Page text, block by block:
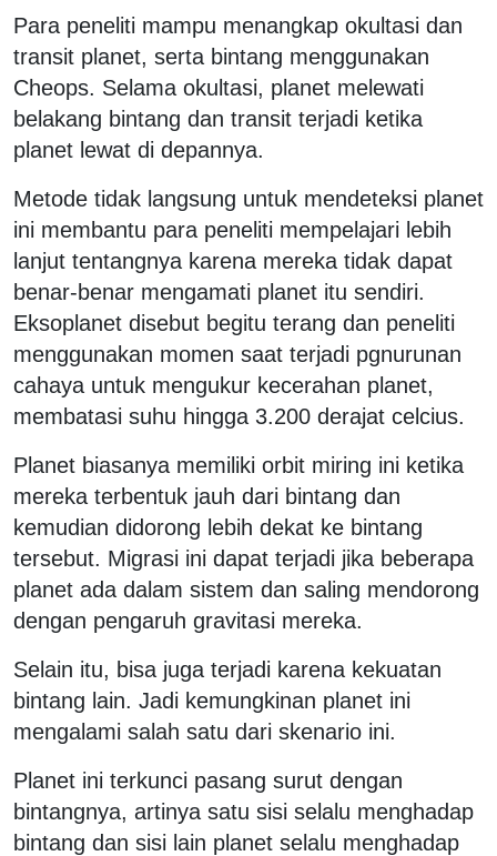
Para peneliti mampu menangkap okultasi dan
transit planet, serta bintang menggunakan
Cheops. Selama okultasi, planet melewati
belakang bintang dan transit terjadi ketika
planet lewat di depannya.
Metode tidak langsung untuk mendeteksi planet
ini membantu para peneliti mempelajari lebih
lanjut tentangnya karena mereka tidak dapat
benar-benar mengamati planet itu sendiri.
Eksoplanet disebut begitu terang dan peneliti
menggunakan momen saat terjadi pgnurunan
cahaya untuk mengukur kecerahan planet,
membatasi suhu hingga 3.200 derajat celcius.
Planet biasanya memiliki orbit miring ini ketika
mereka terbentuk jauh dari bintang dan
kemudian didorong lebih dekat ke bintang
tersebut. Migrasi ini dapat terjadi jika beberapa
planet ada dalam sistem dan saling mendorong
dengan pengaruh gravitasi mereka.
Selain itu, bisa juga terjadi karena kekuatan
bintang lain. Jadi kemungkinan planet ini
mengalami salah satu dari skenario ini.
Planet ini terkunci pasang surut dengan
bintangnya, artinya satu sisi selalu menghadap
bintang dan sisi lain planet selalu menghadap